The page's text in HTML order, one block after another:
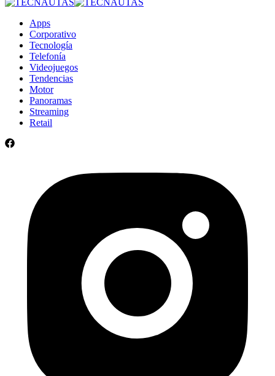
Apps
Corporativo
Tecnología
Telefonía
Videojuegos
Tendencias
Motor
Panoramas
Streaming
Retail